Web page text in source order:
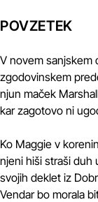
POVZETEK
V novem sanjskem
zgodovinskem
njun maček
kar zagotovo ni
Ko Maggie v
njeni hiši straši duh
svojih deklet iz
Vendar bo morala